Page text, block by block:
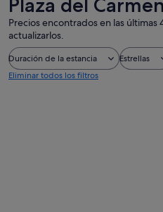
Plaza del Carmen
Precios encontrados en las últimas
actualizarlos.
Duración de la estancia Estrellas
Eliminar todos los filtros